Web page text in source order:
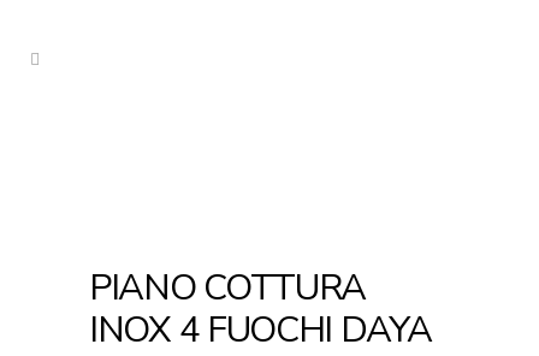
PIANO COTTURA
INOX 4 FUOCHI DAYA